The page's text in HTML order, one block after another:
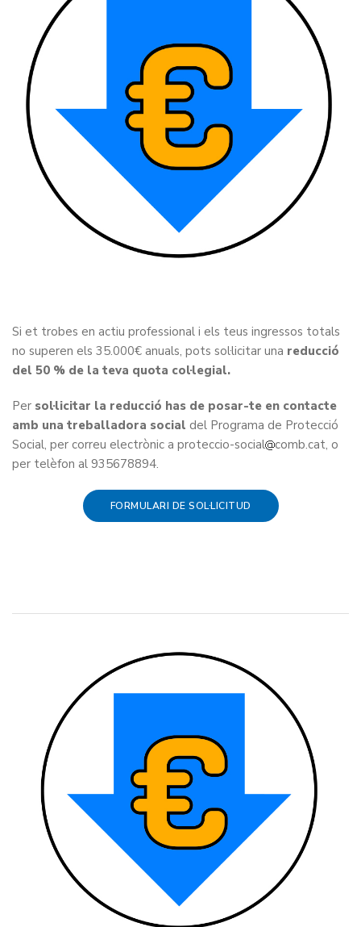
Si et trobes en actiu professional i els teus ingressos totals
no superen els 35.000€ anuals, pots sol·licitar una reducció
del 50 % de la teva quota col·legial.
Per sol·licitar la reducció has de posar-te en contacte
amb una treballadora social del Programa de Protecció
Social, per correu electrònic a proteccio-social
comb.cat, o
per telèfon al 935678894.
FORMULARI DE SOL·LICITUD